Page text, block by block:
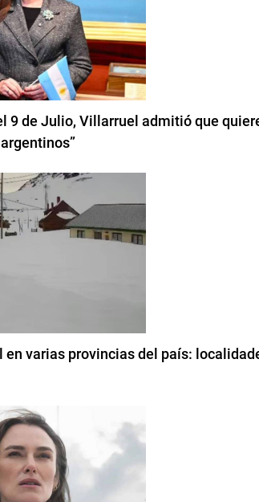
9 de Julio, Villarruel admitió que
en varias provincias del país: